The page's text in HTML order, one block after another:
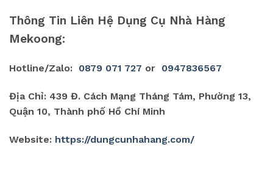
Thông Tin Liên Hệ Dụng Cụ Nhà Hàng
Mekoong:
Hotline/Zalo: 0879 071 727 or 0947836567
Địa Chỉ: 439 Đ. Cách Mạng Tháng Tám, Phường 13,
Quận 10, Thành phố Hồ Chí Minh
Website: https://dungcunhahang.com/